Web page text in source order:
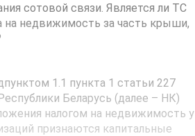
сотовой связи. Является ли ТС
на недвижимость за часть крыши,
1.1 пункта 1 статьи 227
Беларусь (далее – НК)
налогом на недвижимость у
признаются капитальные